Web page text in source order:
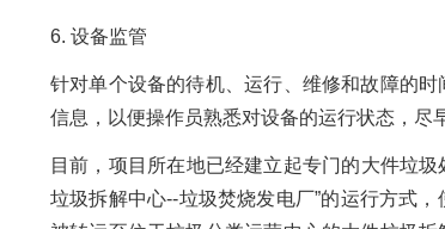
6. 设备监管
针对单个设备的待机、运行、维修和故障的
信息，以便操作员熟悉对设备的运行状态，尽
目前，项目所在地已经建立起专门的大件垃
垃圾拆解中心--垃圾焚烧发电厂”的运行方式